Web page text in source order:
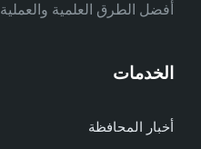
أفضل الطرق العلمية والعملية
الخدمات
أخبار المحافظة